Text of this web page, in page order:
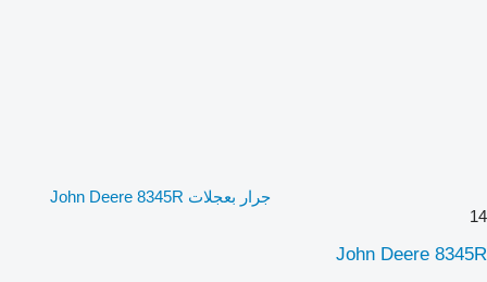
جرار بعجلات John Deere 8345R
14
John Deere 8345R